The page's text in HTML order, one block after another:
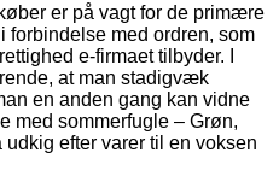
er på vagt for de primære
forbindelse med ordren, som
e-firmaet tilbyder. I
at man stadigvæk
en anden gang kan vidne
med sommerfugle – Grøn,
efter varer til en voksen